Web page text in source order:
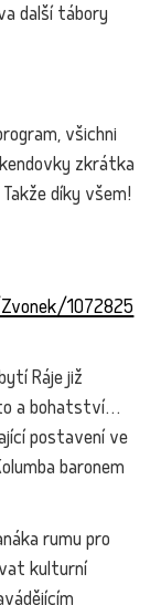
další tábory
všichni
zkrátka
díky všem!
1072825
Ráje již
a bohatství…
postavení ve
baronem
rumu pro
kulturní